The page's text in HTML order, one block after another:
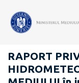
RAPOARTE
RAPORT
publicării: